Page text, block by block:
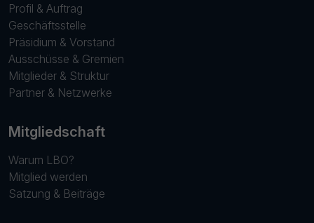
Profil & Auftrag
Geschäftsstelle
Präsidium & Vorstand
Ausschüsse & Gremien
Mitglieder & Struktur
Partner & Netzwerke
Mitgliedschaft
Warum LBO?
Mitglied werden
Satzung & Beiträge